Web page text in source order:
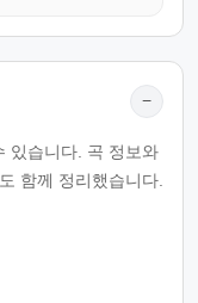
−
있습니다. 곡 정보와
함께 정리했습니다.